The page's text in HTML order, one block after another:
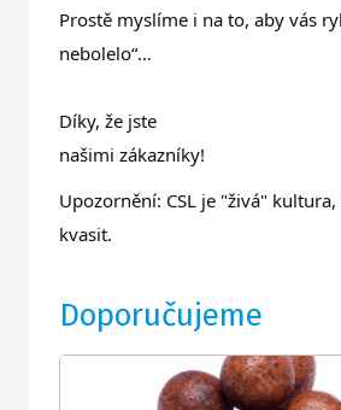
Prostě myslíme i na to, aby vás
nebolelo“…
Díky, že jste
našimi zákazníky!
Upozornění: CSL je "živá"
kvasit.
Doporučujeme